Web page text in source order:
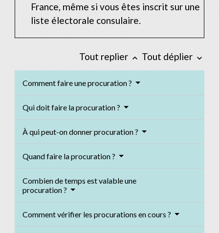
France, même si vous êtes inscrit sur une
liste électorale consulaire.
Tout replier keyboard_arrow_up Tout déplier keyboard_arrow_down
Comment faire une procuration ?
Qui doit faire la procuration ?
À qui peut-on donner procuration ?
Quand faire la procuration ?
Combien de temps est valable une
procuration ?
Comment vérifier les procurations en cours ?